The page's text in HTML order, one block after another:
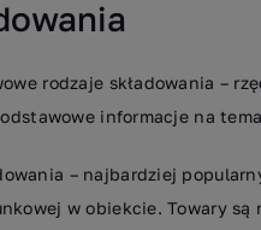
rodzaje składowania –
informacje na
– najbardziej
w obiekcie. Towary